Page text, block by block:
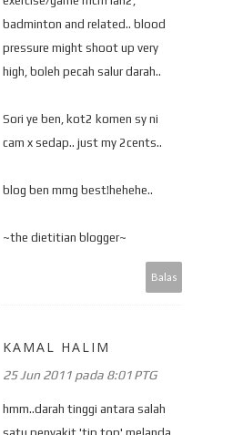
badminton and related.. blood
pressure might shoot up very
high, boleh pecah salur darah..
Sori ye ben, kot2 komen sy ni
cam x sedap.. just my 2cents..
blog ben mmg best!hehehe..
~the dietitian blogger~
Balas
KAMAL HALIM
25 Jun 2011 pada 8:01 PTG
hmm..darah tinggi antara salah